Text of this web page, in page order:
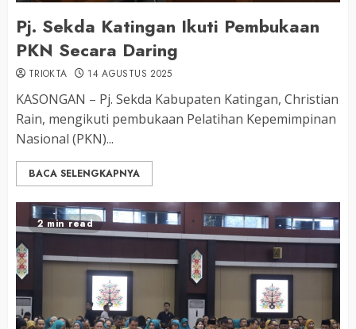
Pj. Sekda Katingan Ikuti Pembukaan
PKN Secara Daring
TRIOKTA 14 AGUSTUS 2025
KASONGAN – Pj. Sekda Kabupaten Katingan, Christian
Rain, mengikuti pembukaan Pelatihan Kepemimpinan
Nasional (PKN)...
BACA SELENGKAPNYA
2 min read